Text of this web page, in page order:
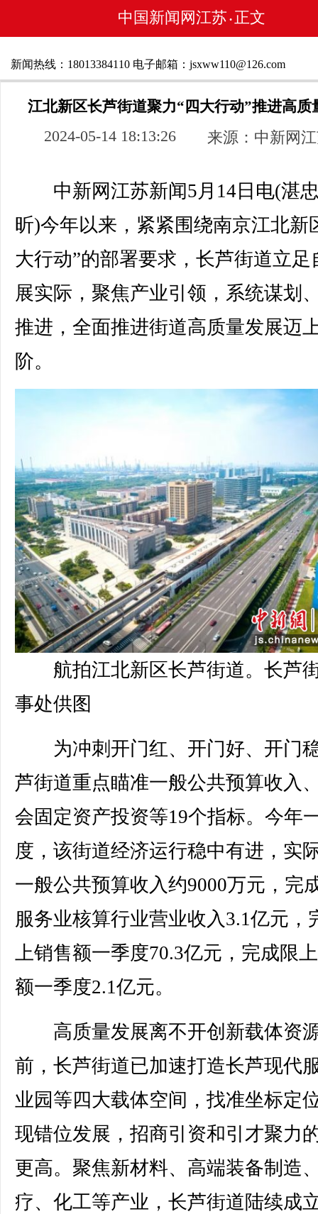
中国新闻网江苏 • 正文
新闻热线：18013384110 电子邮箱：jsxww110@126.com
江北新区长芦街道聚力“四大行动”推进高质
2024-05-14 18:13:26 来源：中新网
中新网江苏新闻5月14日电(湛
昕)今年以来，紧紧围绕南京江北新
大行动”的部署要求，长芦街道立足
展实际，聚焦产业引领，系统谋划
推进，全面推进街道高质量发展迈
阶。
航拍江北新区长芦街道。长芦
事处供图
为冲刺开门红、开门好、开门
芦街道重点瞄准一般公共预算收入
会固定资产投资等19个指标。今年
度，该街道经济运行稳中有进，实
一般公共预算收入约9000万元，完
服务业核算行业营业收入3.1亿元，
上销售额一季度70.3亿元，完成限
额一季度2.1亿元。
高质量发展离不开创新载体资
前，长芦街道已加速打造长芦现代
业园等四大载体空间，找准坐标定
现错位发展，招商引资和引才聚力
更高。聚焦新材料、高端装备制造
疗、化工等产业，长芦街道陆续成